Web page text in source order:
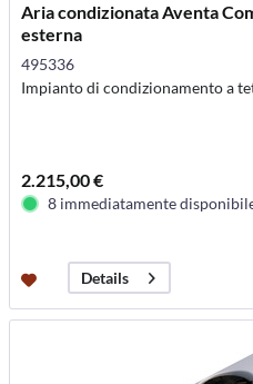
Aria condizionata Aventa
esterna
495336
Impianto di condizionamento a
2.215,00 €
8 immediatamente
Details